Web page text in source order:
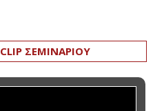
ΣΕΜΙΝΑΡΙΟΥ